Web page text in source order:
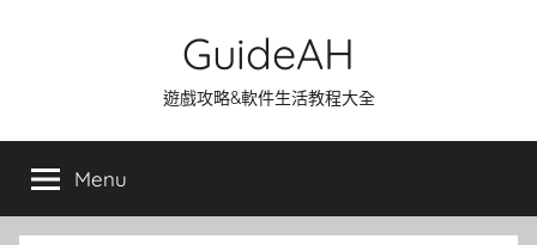
GuideAH
遊戲攻略&軟件生活教程大全
Menu